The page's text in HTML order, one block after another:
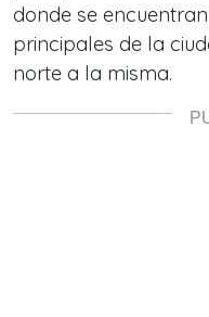
donde se
principales de la
norte a la misma.